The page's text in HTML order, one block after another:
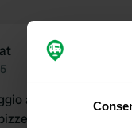
abbastanza
Possibile per 5